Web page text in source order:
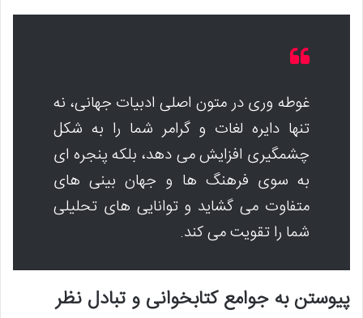
غوطه وری در متون اصلی ادبیات جهانی، نه
تنها دایره لغات و گرامر شما را به شکل
چشمگیری افزایش می دهد، بلکه پنجره ای
به سوی فرهنگ ها و جهان بینی های
متفاوت می گشاید و توانایی های تحلیلی
شما را تقویت می کند.
پیوستن به جوامع کتابخوانی و تبادل نظر